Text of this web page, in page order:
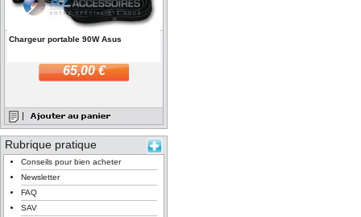
Chargeur portable 90W Asus
65,00 €
Rubrique pratique
Conseils pour bien acheter
Newsletter
FAQ
SAV